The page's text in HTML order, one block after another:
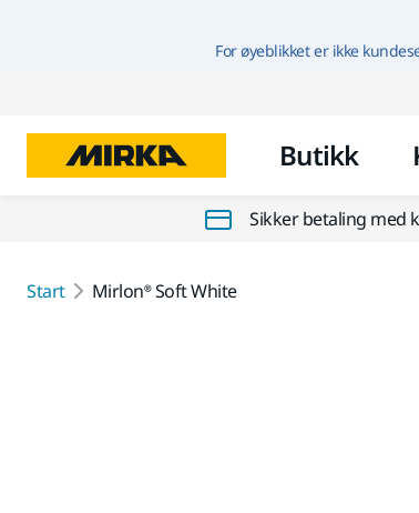
For øyeblikket er ikke
Butikk
Sikker betaling med
Start Mirlon® Soft White